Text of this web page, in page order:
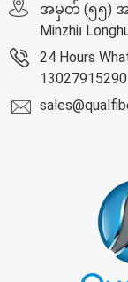
အမှတ် (၅၅) အ
Minzhi၊
24 Hours
13027915290